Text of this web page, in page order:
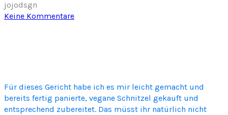
jojodsgn
Keine Kommentarez
s
Für dieses Gericht habe ich es mir leicht gemacht und
bereits fertig panierte, vegane Schnitzel gekauft und
entsprechend zubereitet. Das müsst ihr natürlich nicht